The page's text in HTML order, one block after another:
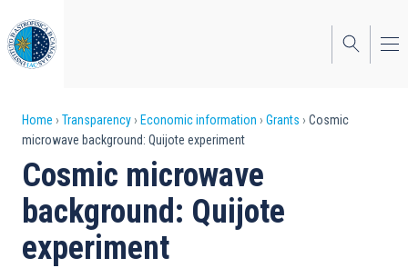
to
main
content
Breadcrumb
Home Transparency Economic information Grants
Cosmic
microwave background: Quijote experiment
Cosmic microwave
background: Quijote
experiment